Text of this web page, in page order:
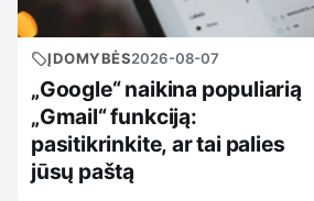
ĮDOMYBĖS2026-08-07
„Google“ naikina populiarią
„Gmail“ funkciją:
pasitikrinkite, ar tai palies
jūsų paštą